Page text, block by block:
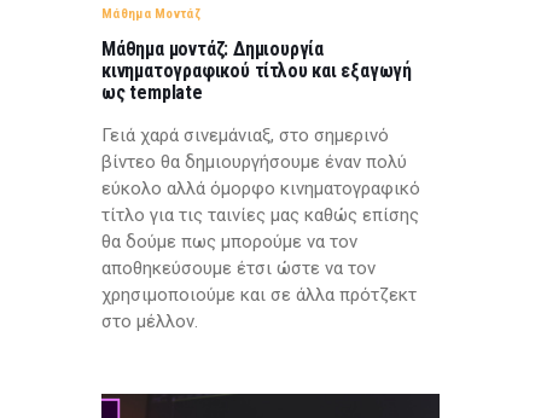
Μάθημα Μοντάζ
Μάθημα μοντάζ: Δημιουργία
κινηματογραφικού τίτλου και εξαγωγή
ως template
Γειά χαρά σινεμάνιαξ, στο σημερινό
βίντεο θα δημιουργήσουμε έναν πολύ
εύκολο αλλά όμορφο κινηματογραφικό
τίτλο για τις ταινίες μας καθώς επίσης
θα δούμε πως μπορούμε να τον
αποθηκεύσουμε έτσι ώστε να τον
χρησιμοποιούμε και σε άλλα πρότζεκτ
στο μέλλον.